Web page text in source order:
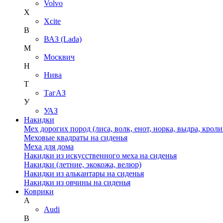
Volvo
X
Xcite
В
ВАЗ (Lada)
М
Москвич
Н
Нива
Т
ТагАЗ
У
УАЗ
Накидки
Мех дорогих пород (лиса, волк, енот, норка, выдра,
Меховые квадраты на сиденья
Меха для дома
Накидки из искусственного меха на сиденья
Накидки (летние, экокожа, велюр)
Накидки из алькантары на сиденья
Накидки из овчины на сиденья
Коврики
A
Audi
B